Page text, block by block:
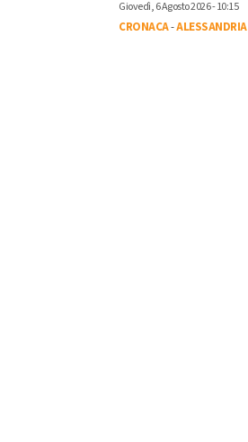
Giovedì, 6 Agosto 2026 - 10:15
CRONACA-ALESSANDRIA